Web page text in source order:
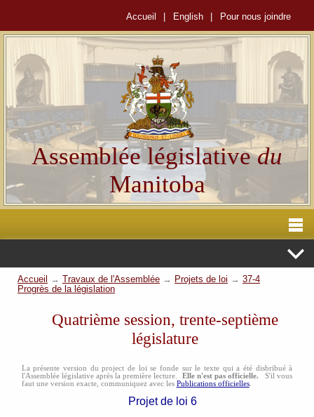
Accueil English Pour nous joindre
Assemblée législativedu
Manitoba
Accueil → Travaux de l'Assemblée → Projets de loi → 37-4
Progrès de la législation
Quatrième session, trente-septième
législature
La présente version du project de loi se fonde sur le texte qui a été disbribué à
l'Assemblée législative après la première lecture. Elle n'est pas officielle. S'il vous
faut une version exacte, communiquez avec les Publications officielles.
Projet de loi 6